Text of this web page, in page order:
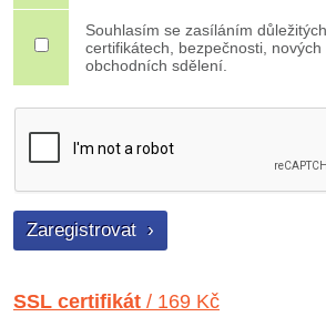
Souhlasím se zasíláním
certifikátech, bezpečnosti, nových
obchodních sdělení.
SSL certifikát / 169 Kč